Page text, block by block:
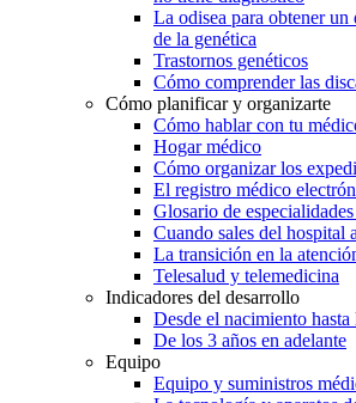
La odisea para obtener
de la genética
Trastornos genéticos
Cómo comprender las
Cómo planificar y organizarte
Cómo hablar con tu
Hogar médico
Cómo organizar los
El registro médico
Glosario de
Cuando sales del hospital
La transición en la
Telesalud y telemedicina
Indicadores del desarrollo
Desde el nacimiento hasta
De los 3 años en adelante
Equipo
Equipo y suministros